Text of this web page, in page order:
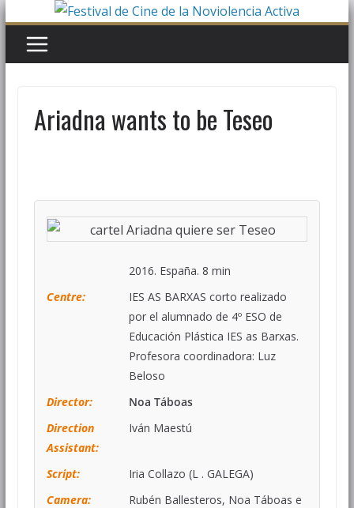
Ariadna wants to be Teseo
2016. España. 8 min
Centre:
IES AS BARXAS corto realizado
por el alumnado de 4º ESO de
Educación Plástica IES as Barxas.
Profesora coordinadora: Luz
Beloso
Director:
Noa Táboas
Direction
Assistant:
Iván Maestú
Script:
Iria Collazo (L . GALEGA)
Camera:
Rubén Ballesteros, Noa Táboas e